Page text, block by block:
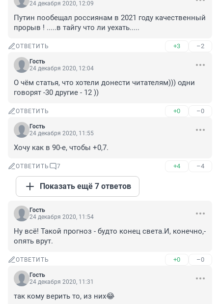
24 декабря 2020, 12:09
Путин пообещал россиянам в 2021 году качественный
прорыв ! .....в тайгу что ли уехать.....
ОТВЕТИТЬ +3 –2
Гость
24 декабря 2020, 12:04
О чём статья, что хотели донести читателям))) одни
говорят -30 другие - 12 ))
ОТВЕТИТЬ +0 –0
Гость
24 декабря 2020, 11:55
Хочу как в 90-е, чтобы +0,7.
ОТВЕТИТЬ 7 +4 –4
Показать ещё 7 ответов
Гость
24 декабря 2020, 11:54
Ну всё! Такой прогноз - будто конец света.И, конечно,-
опять врут.
ОТВЕТИТЬ +0 –0
Гость
24 декабря 2020, 11:31
так кому верить то, из них😂